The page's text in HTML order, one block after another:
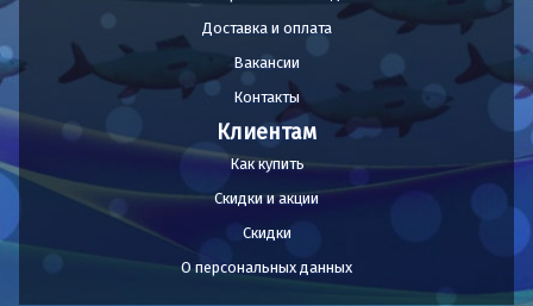
Доставка и оплата
Вакансии
Контакты
Клиентам
Как купить
Скидки и акции
Скидки
О персональных данных